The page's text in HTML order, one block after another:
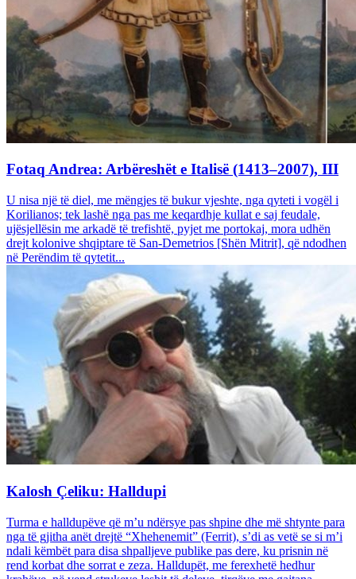
Fotaq Andrea: Arbëreshët e Italisë (1413–2007), III
U nisa një të diel, me mëngjes të bukur vjeshte, nga qyteti i vogël i
Korilianos; tek lashë nga pas me keqardhje kullat e saj feudale,
ujësjellësin me arkadë të trefishtë, pyjet me portokaj, mora udhën
drejt kolonive shqiptare të San-Demetrios [Shën Mitrit], që ndodhen
në Perëndim të qytetit...
Kalosh Çeliku: Halldupi
Turma e halldupëve që m’u ndërsye pas shpine dhe më shtynte para
nga të gjitha anët drejtë “Xhehenemit” (Ferrit), s’di as vetë se si m’i
ndali këmbët para disa shpalljeve publike pas dere, ku prisnin në
rend korbat dhe sorrat e zeza. Halldupët, me ferexhetë hedhur